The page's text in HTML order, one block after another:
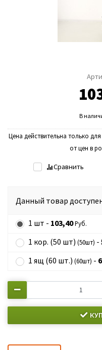
В
Цена действительна только
от цен в
Сравнить
Данный товар
1 шт - 103,40Руб.
1 кор. (50 шт) (50шт) -
1 ящ (60 шт.) (60шт) -